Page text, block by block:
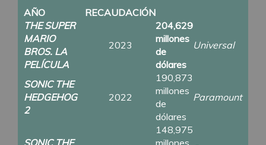
AÑO
RECAUDACIÓN
THE SUPER
MARIO
BROS. LA
PELÍCULA
2023
204,629
millones
de
dólares
Universal
SONIC THE
HEDGEHOG
2
2022
190,873
millones
de
dólares
Paramount
SONIC THE
148,975
millones